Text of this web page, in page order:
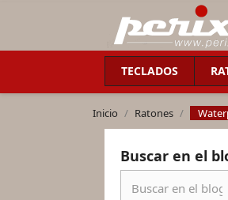
TECLADOS
Inicio Ratones
Buscar en el